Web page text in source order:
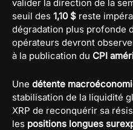
valider la direction de la
seuil des 1,10 $ reste
dégradation plus profonde
opérateurs devront
à la publication du CPI
Une détente
stabilisation de la liquidité
XRP de reconquérir sa
les positions longues